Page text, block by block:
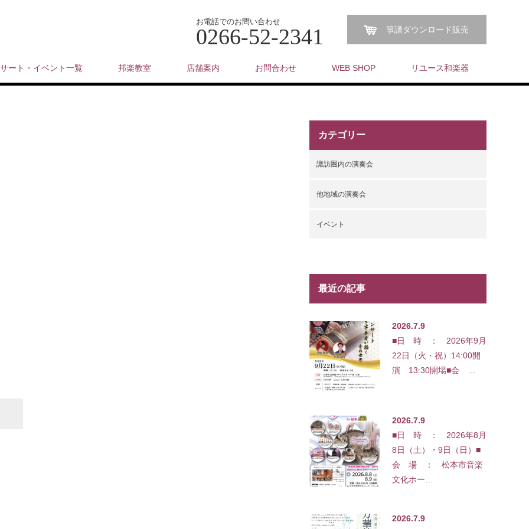
お電話でのお問い合わせ
0266-52-2341 箏譜ダウンロード販売
ート・イベント一覧 邦楽教室 店舗案内 お問合わせ WEB SHOP リユース和楽器
カテゴリー
諏訪圏内の演奏会
他地域の演奏会
イベント
最近の記事
2026.7.9
■日 時 ： 2026年9月
22日（火・祝）14:00開
演 13:30開場■会 …
2026.7.9
■日 時 ： 2026年8月
8日（土）・9日（日）■
会 場 ： 松本市音楽
文化ホー…
2026.7.9